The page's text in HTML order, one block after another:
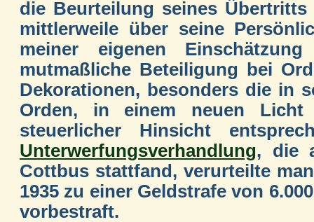
die Beurteilung seines
mittlerweile über seine
meiner eigenen
mutmaßliche Beteiligung bei
Dekorationen, besonders die in
Orden, in einem neuen Licht
steuerlicher Hinsicht
Unterwerfungsverhandlung, die
Cottbus stattfand, verurteilte
1935 zu einer Geldstrafe von
vorbestraft.